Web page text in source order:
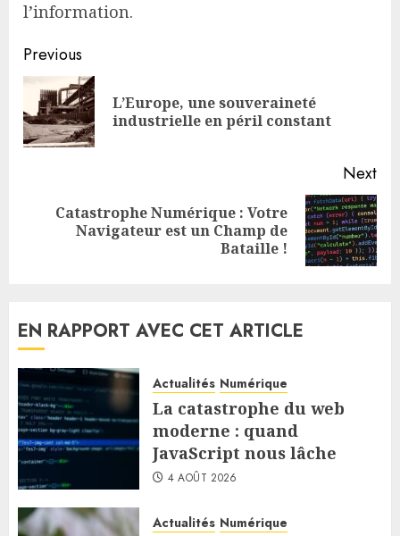
l’information.
Continue
Reading
Previous
L’Europe, une souveraineté
industrielle en péril constant
Next
Next
Catastrophe Numérique : Votre
Navigateur est un Champ de
Bataille !
EN RAPPORT AVEC CET ARTICLE
Actualités Numérique
La catastrophe du web
moderne : quand
JavaScript nous lâche
4 AOÛT 2026
Actualités Numérique